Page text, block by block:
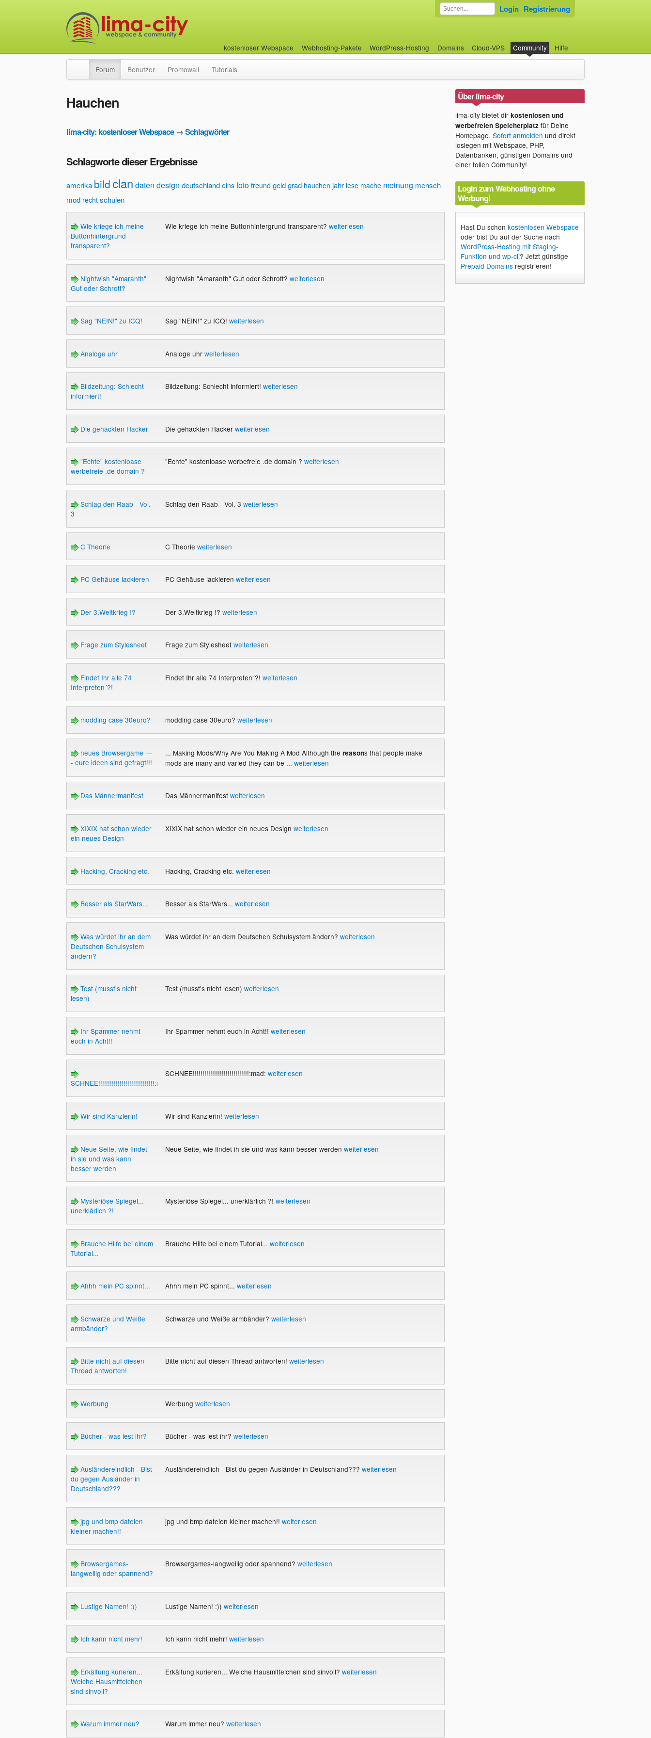
kostenloser Webspace Webhosting-Pakete WordPress-Hosting Domains Cloud-VPS Community Hilfe
Login Registrierung
Forum Benutzer Promowall Tutorials
Hauchen
lima-city: kostenloser Webspace→Schlagwörter
Schlagworte dieser Ergebnisse
amerika bildclan daten design deutschland eins foto freund geldgrad hauchen jahr lese mache meinung mensch
mod recht schulen
Wie kriege ich meine
Buttonhintergrund
transparent?
Wie kriege ich meine Buttonhintergrund transparent? weiterlesen
Nightwish "Amaranth"
Gut oder Schrott?
Nightwish "Amaranth" Gut oder Schrott? weiterlesen
Sag "NEIN!" zu ICQ! Sag "NEIN!" zu ICQ! weiterlesen
Analoge uhr Analoge uhr weiterlesen
Bildzeitung: Schlecht
informiert!
Bildzeitung: Schlecht informiert! weiterlesen
Die gehackten Hacker Die gehackten Hacker weiterlesen
"Echte" kostenloase
werbefreie .de domain ?
"Echte" kostenloase werbefreie .de domain ? weiterlesen
Schlag den Raab - Vol.
3
Schlag den Raab - Vol. 3 weiterlesen
C Theorie C Theorie weiterlesen
PC Gehäuse lackieren PC Gehäuse lackieren weiterlesen
Der 3.Weltkrieg !? Der 3.Weltkrieg !? weiterlesen
Frage zum Stylesheet Frage zum Stylesheet weiterlesen
Findet Ihr alle 74
Interpreten´?!
Findet Ihr alle 74 Interpreten´?! weiterlesen
modding case 30euro? modding case 30euro? weiterlesen
neues Browsergame ---
- eure ideen sind gefragt!!!
... Making Mods/Why Are You Making A Mod Although the reasons that people make
mods are many and varied they can be ... weiterlesen
Das Männermanifest Das Männermanifest weiterlesen
XIXIX hat schon wieder
ein neues Design
XIXIX hat schon wieder ein neues Design weiterlesen
Hacking, Cracking etc. Hacking, Cracking etc. weiterlesen
Besser als StarWars... Besser als StarWars... weiterlesen
Was würdet ihr an dem
Deutschen Schulsystem
ändern?
Was würdet ihr an dem Deutschen Schulsystem ändern? weiterlesen
Test (musst's nicht
lesen)
Test (musst's nicht lesen) weiterlesen
Ihr Spammer nehmt
euch in Acht!!
Ihr Spammer nehmt euch in Acht!! weiterlesen
SCHNEE!!!!!!!!!!!!!!!!!!!!!!!!!!!!!:mad:
SCHNEE!!!!!!!!!!!!!!!!!!!!!!!!!!!!!:mad: weiterlesen
Wir sind Kanzlerin! Wir sind Kanzlerin! weiterlesen
Neue Seite, wie findet
ih sie und was kann
besser werden
Neue Seite, wie findet ih sie und was kann besser werden weiterlesen
Mysteriöse Spiegel...
unerklärlich ?!
Mysteriöse Spiegel... unerklärlich ?! weiterlesen
Brauche Hilfe bei einem
Tutorial...
Brauche Hilfe bei einem Tutorial... weiterlesen
Ahhh mein PC spinnt... Ahhh mein PC spinnt... weiterlesen
Schwarze und Weiße
armbänder?
Schwarze und Weiße armbänder? weiterlesen
Bitte nicht auf diesen
Thread antworten!
Bitte nicht auf diesen Thread antworten! weiterlesen
Werbung Werbung weiterlesen
Bücher - was lest ihr? Bücher - was lest ihr? weiterlesen
Ausländereindlich - Bist
du gegen Ausländer in
Deutschland???
Ausländereindlich - Bist du gegen Ausländer in Deutschland??? weiterlesen
jpg und bmp dateien
kleiner machen!!
jpg und bmp dateien kleiner machen!! weiterlesen
Browsergames-
langweilig oder spannend?
Browsergames-langweilig oder spannend? weiterlesen
Lustige Namen! :)) Lustige Namen! :)) weiterlesen
Ich kann nicht mehr! Ich kann nicht mehr! weiterlesen
Erkältung kurieren...
Welche Hausmittelchen
sind sinvoll?
Erkältung kurieren... Welche Hausmittelchen sind sinvoll? weiterlesen
Warum immer neu? Warum immer neu? weiterlesen
Über lima-city
lima-city bietet dir kostenlosen und
werbefreien Speicherplatzfür Deine
Homepage. Sofort anmelden und direkt
loslegen mit Webspace, PHP,
Datenbanken, günstigen Domains und
einer tollen Community!
Login zum Webhosting ohne
Werbung!
Hast Du schon kostenlosen Webspace
oder bist Du auf der Suche nach
WordPress-Hosting mit Staging-
Funktion und wp-cli? Jetzt günstige
Prepaid Domainsregistrieren!